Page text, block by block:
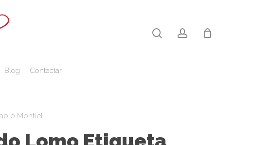
Blog Contactar
Cart
Montiel